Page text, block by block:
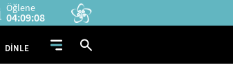
Öğlene
04:09:07
DİNLE